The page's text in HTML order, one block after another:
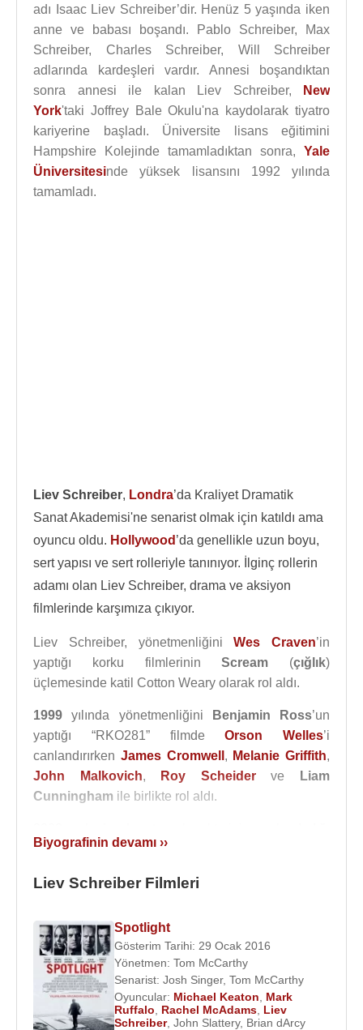
adı Isaac Liev Schreiber’dir. Henüz 5 yaşında iken
anne ve babası boşandı. Pablo Schreiber, Max
Schreiber, Charles Schreiber, Will Schreiber
adlarında kardeşleri vardır. Annesi boşandıktan
sonra annesi ile kalan Liev Schreiber,
New
York'taki Joffrey Bale Okulu'na kaydolarak tiyatro
kariyerine başladı. Üniversite lisans eğitimini
Hampshire Kolejinde tamamladıktan sonra, Yale
Üniversitesinde yüksek lisansını 1992 yılında
tamamladı.
Liev Schreiber, Londra’da Kraliyet Dramatik
Sanat Akademisi'ne senarist olmak için katıldı ama
oyuncu oldu. Hollywood ’da genellikle uzun boyu,
sert yapısı ve sert rolleriyle tanınıyor. İlginç rollerin
adamı olan Liev Schreiber, drama ve aksiyon
filmlerinde karşımıza çıkıyor.
Liev Schreiber, yönetmenliğiniWes Craven’in
yaptığı korku filmlerininScream (çığlık)
üçlemesinde katil Cotton Weary olarak rol aldı.
1999 yılında yönetmenliğini Benjamin Ross’un
yaptığı “RKO281” filmdeOrson Welles’i
canlandırırken James Cromwell , Melanie Griffith,
John Malkovich, Roy Scheiderve
Liam
Cunningham ile birlikte rol aldı.
“Hamlet” filminde
Wright,Casey Affleckile beraber rol aldı.
2002yılında “The Sum of All Fears
Korku” filmindeBen Affleck,Morgan Freeman
James Cromwellile birlikte oynadı.
Mançuryalı aday” filmindeDenzel Washington
Meryl Streep,Jon Voight,Jeffrey Wright
birlikte oynadı.
Biyografinin devamı ››
Liev Schreiber Filmleri
Spotlight
Gösterim Tarihi: 29 Ocak 2016
Yönetmen: Tom McCarthy
Senarist: Josh Singer, Tom McCarthy
Oyuncular: Michael Keaton
Mark
Ruffalo
Rachel McAdams Liev
Schreiber, John Slattery, Brian dArcy